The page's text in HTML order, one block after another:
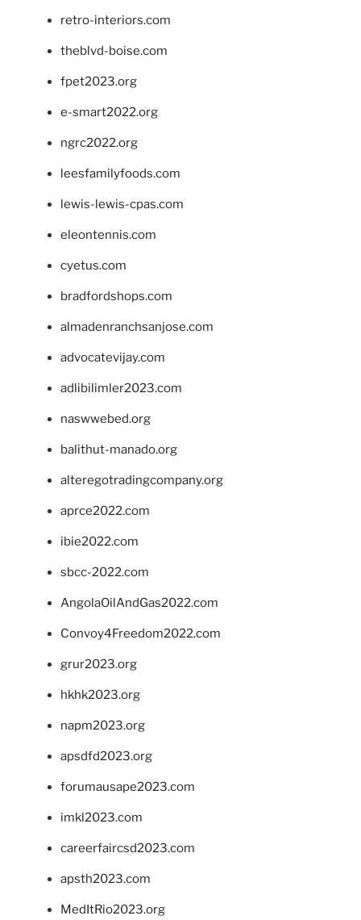
retro-interiors.com
theblvd-boise.com
fpet2023.org
e-smart2022.org
ngrc2022.org
leesfamilyfoods.com
lewis-lewis-cpas.com
eleontennis.com
cyetus.com
bradfordshops.com
almadenranchsanjose.com
advocatevijay.com
adlibilimler2023.com
naswwebed.org
balithut-manado.org
alteregotradingcompany.org
aprce2022.com
ibie2022.com
sbcc-2022.com
AngolaOilAndGas2022.com
Convoy4Freedom2022.com
grur2023.org
hkhk2023.org
napm2023.org
apsdfd2023.org
forumausape2023.com
imkl2023.com
careerfaircsd2023.com
apsth2023.com
MedItRio2023.org